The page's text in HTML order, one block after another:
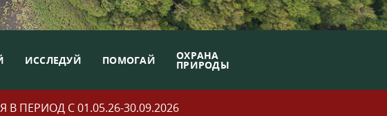
ИССЛЕДУЙ ПОМОГАЙ ОХРАНА
ПРИРОДЫ
ПЕРИОД С 01.05.26-30.09.2026